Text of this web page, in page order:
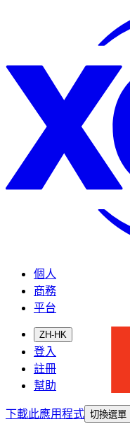
個人
商務
平台
ZH-HK
登入
註冊
幫助
下載此應用程式 切換選單